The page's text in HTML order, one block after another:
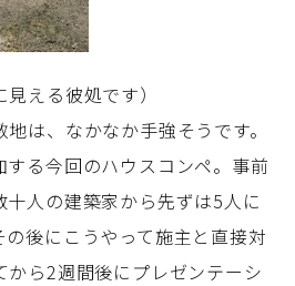
える彼処です）
は、なかなか手強そうです。
する今回のハウスコンペ。事前
十人の建築家から先ずは5人に
後にこうやって施主と直接対
から2週間後にプレゼンテーシ